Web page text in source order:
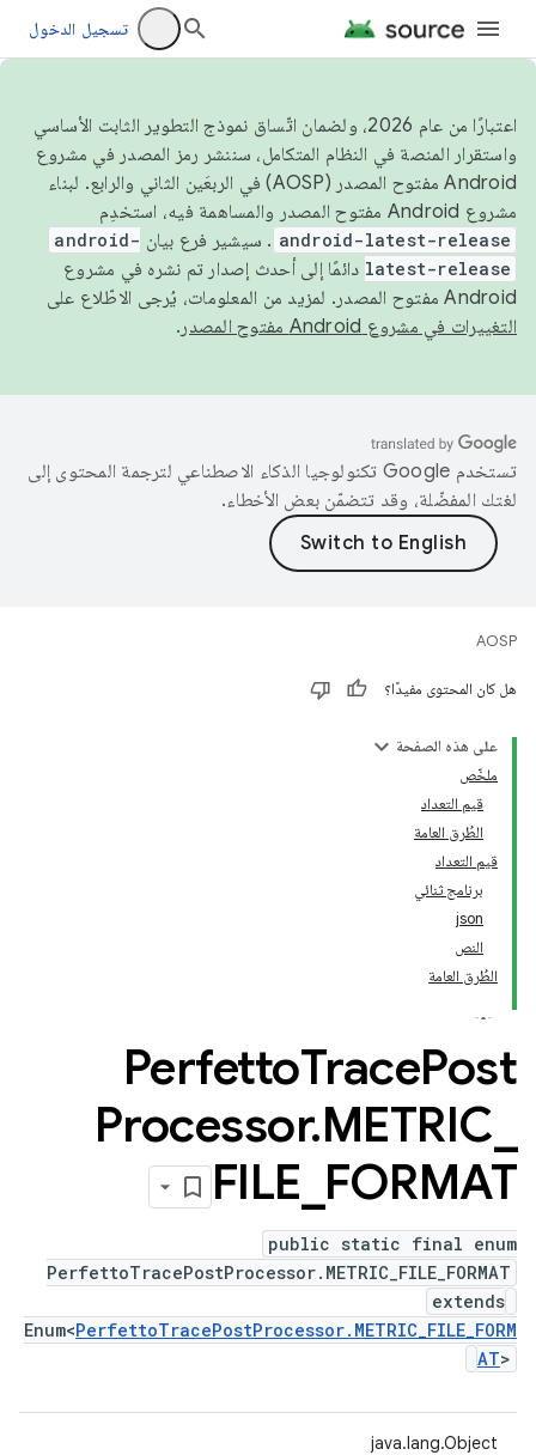
تسجيل الدخول
اعتبارًا من عام 2026، ولضمان اتّساق نموذج التطوير الثابت الأساسي
واستقرار المنصة في النظام المتكامل، سننشر رمز المصدر في مشروع
Android مفتوح المصدر (AOSP) في الربعَين الثاني والرابع. لبناء
مشروع Android مفتوح المصدر والمساهمة فيه، استخدِم
android-latest-release . سيشير فرع بيان android-
latest-release دائمًا إلى أحدث إصدار تم نشره في مشروع
Android مفتوح المصدر. لمزيد من المعلومات، يُرجى الاطّلاع على
التغييرات في مشروع Android مفتوح المصدر
.
تستخدم Google تكنولوجيا الذكاء الاصطناعي لترجمة المحتوى إلى
لغتك المفضّلة، وقد تتضمّن بعض الأخطاء.
AOSP
هل كان المحتوى مفيدًا؟
على هذه الصفحة
ملخّص
قيم التعداد
الطُرق العامة
قيم التعداد
برنامج ثنائي
json
النص
الطُرق العامة
PerfettoTracePost
Processor.METRIC
FILE FORMAT
public static final enum
PerfettoTracePostProcessor.METRIC_FILE_FORMAT
extends
Enum<PerfettoTracePostProcessor.METRIC_FILE_FORM
AT>
java.lang.Object